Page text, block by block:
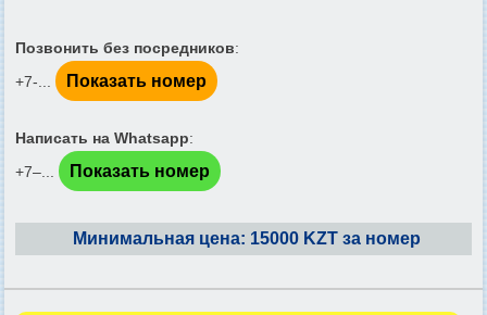
Позвонить без посредников:
+7-...
Показать номер
Написать на Whatsapp:
+7‒...
Показать номер
Минимальная цена: 15000 KZT за номер